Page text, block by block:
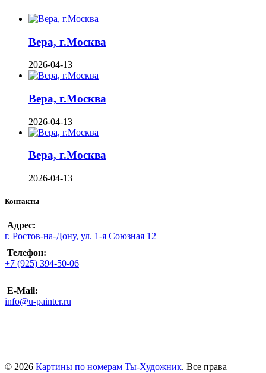
Вера, г.Москва
2026-04-13
Вера, г.Москва
2026-04-13
Вера, г.Москва
2026-04-13
Контакты
Адрес:
г. Ростов-на-Дону, ул. 1-я Союзная 12
Телефон:
+7 (925) 394-50-06
E-Mail:
info@u-painter.ru
© 2026 Картины по номерам Ты-Художник. Все права